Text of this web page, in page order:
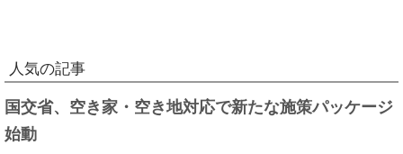
人気の記事
国交省、空き家・空き地対応で新たな施策パッケージ
始動